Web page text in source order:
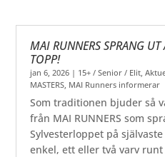
MAI RUNNERS SPRANG
TOPP!
jan 6, 2026 | 15+ / Senior / Elit ,
MASTERS MAI Runners informerar
Som traditionen bjuder så
från MAI RUNNERS som
Sylvesterloppet på
enkel, ett eller två varv